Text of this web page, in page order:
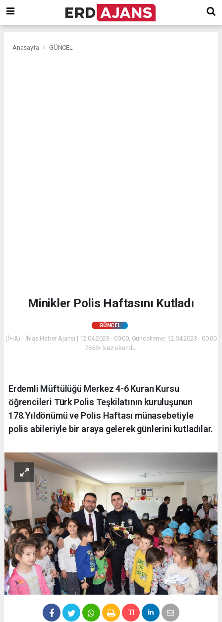
Anasayfa GÜNCEL
Minikler Polis Haftasını Kutladı
GÜNCEL
(İHA) - İhlas Haber Ajansı | 12.04.2023 - 00:00, Güncelleme: 12.04.2023 - 00:00
7656+ kez okundu.
Erdemli Müftülüğü Merkez 4-6 Kuran Kursu
öğrencileri Türk Polis Teşkilatının kuruluşunun
178.Yıldönümü ve Polis Haftası münasebetiyle
polis abileriyle bir araya gelerek günlerini kutladılar.